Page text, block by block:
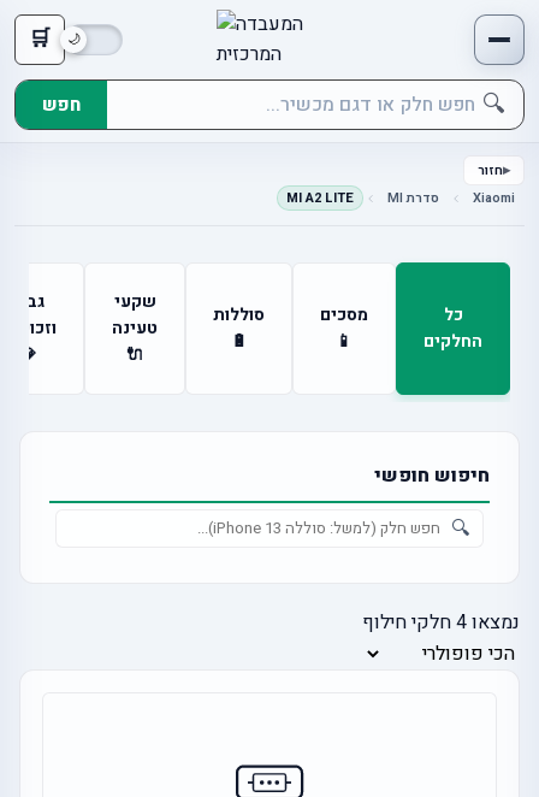
🛒
🔍 חפש
חזור
Xiaomi
סדרת MI MI A2 LITE
כל
החלקים
מסכים
📱
סוללות
🔋
שקעי
טעינה
🔌
גבים
💎
חיפוש חופשי
🔍
נמצאו4חלקי חילוף